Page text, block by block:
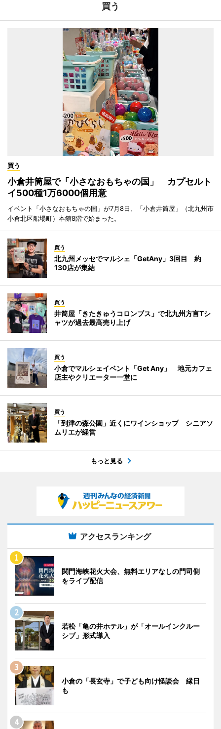
買う
買う
小倉井筒屋で「小さなおもちゃの国」 カプセルト
イ500種1万6000個用意
イベント「小さなおもちゃの国」が7月8日、「小倉井筒屋」（北九州市
小倉北区船場町）本館8階で始まった。
買う
北九州メッセでマルシェ「GetAny」3回目 約
130店が集結
買う
井筒屋「きたきゅうコロンブス」で北九州方言Tシ
ャツが過去最高売り上げ
買う
小倉でマルシェイベント「Get Any」 地元カフェ
店主やクリエーター一堂に
買う
「到津の森公園」近くにワインショップ シニアソ
ムリエが経営
もっと見る
アクセスランキング
関門海峡花火大会、無料エリアなしの門司側
をライブ配信
若松「亀の井ホテル」が「オールインクルー
シブ」形式導入
小倉の「長玄寺」で子ども向け怪談会 縁日
も